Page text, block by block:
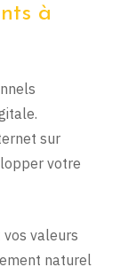
à
sur
votre
valeurs
naturel